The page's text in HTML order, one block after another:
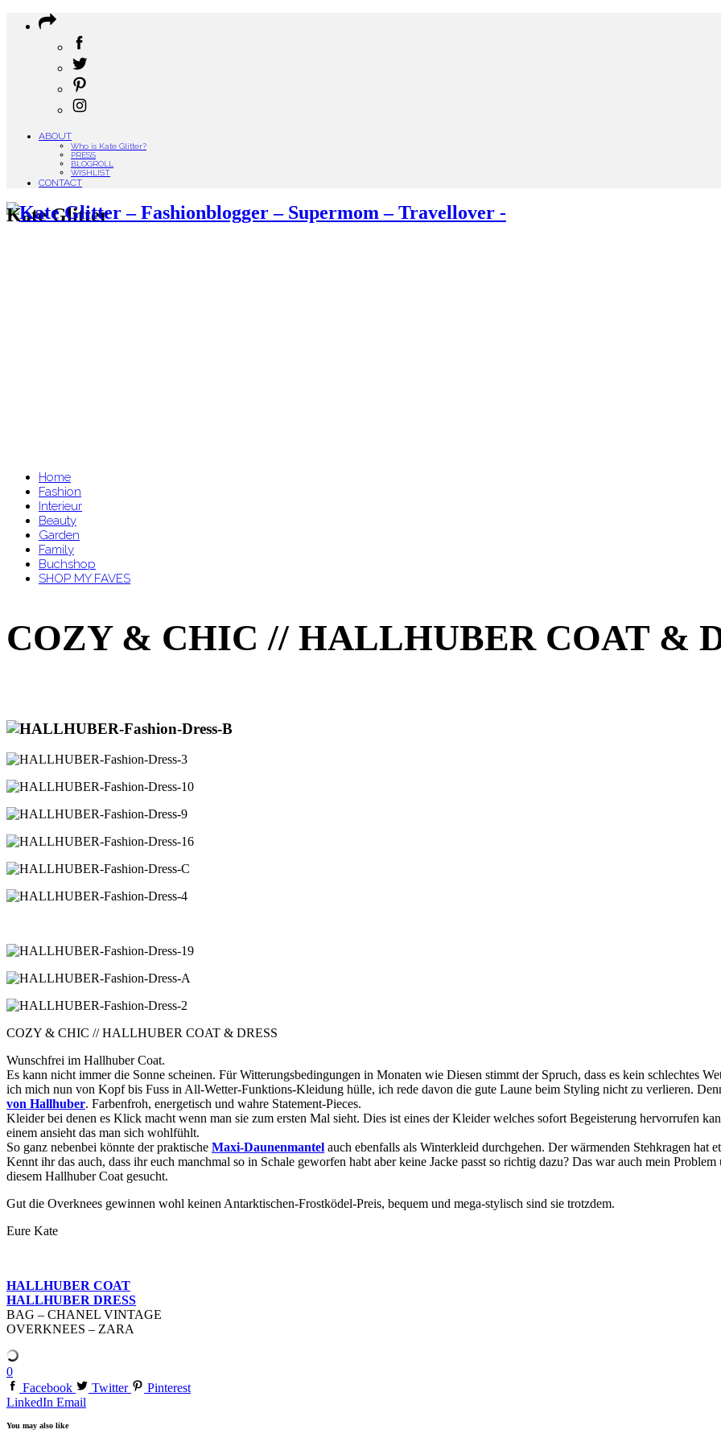
ABOUT
Who is Kate Glitter?
PRESS
BLOGROLL
WISHLIST
CONTACT
Kate Glitter
Home
Fashion
Interieur
Beauty
Garden
Family
Buchshop
SHOP MY FAVES
COZY & CHIC // HALLHUBER COAT &
COZY & CHIC // HALLHUBER COAT & DRESS
Wunschfrei im Hallhuber Coat.
Es kann nicht immer die Sonne scheinen. Für Witterungsbedingungen in Monaten wie Diesen stimmt der Spruch, dass es kein schlechtes
ich mich nun von Kopf bis Fuss in All-Wetter-Funktions-Kleidung hülle, ich rede davon die gute Laune beim Styling nicht zu verlieren.
von Hallhuber. Farbenfroh, energetisch und wahre Statement-Pieces.
Kleider bei denen es Klick macht wenn man sie zum ersten Mal sieht. Dies ist eines der Kleider welches sofort Begeisterung hervorrufen
einem ansieht das man sich wohlfühlt.
So ganz nebenbei könnte der praktische Maxi-Daunenmantel auch ebenfalls als Winterkleid durchgehen. Der wärmenden Stehkragen hat
Kennt ihr das auch, dass ihr euch manchmal so in Schale geworfen habt aber keine Jacke passt so richtig dazu? Das war auch mein
diesem Hallhuber Coat gesucht.
Gut die Overknees gewinnen wohl keinen Antarktischen-Frostködel-Preis, bequem und mega-stylisch sind sie trotzdem.
Eure Kate
HALLHUBER COAT
HALLHUBER DRESS
BAG – CHANEL VINTAGE
OVERKNEES – ZARA
0
Facebook
Twitter
Pinterest
LinkedIn Email
You may also like